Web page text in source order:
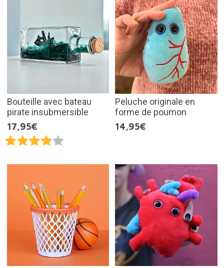
Bouteille avec bateau
pirate insubmersible
17,95€
Peluche originale en
forme de poumon
14,95€